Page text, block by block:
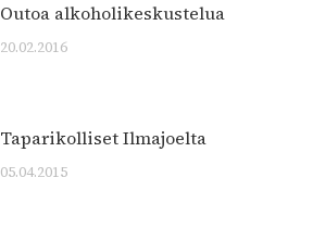
Outoa alkoholikeskustelua
20.02.2016
Taparikolliset Ilmajoelta
05.04.2015